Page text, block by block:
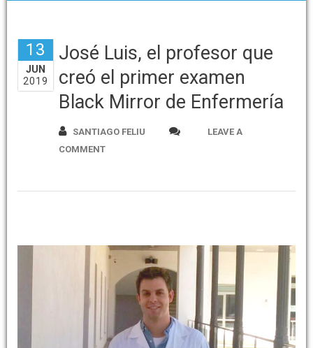
13
JUN
2019
José Luis, el profesor que
creó el primer examen
Black Mirror de Enfermería
SANTIAGO FELIU
LEAVE A
COMMENT